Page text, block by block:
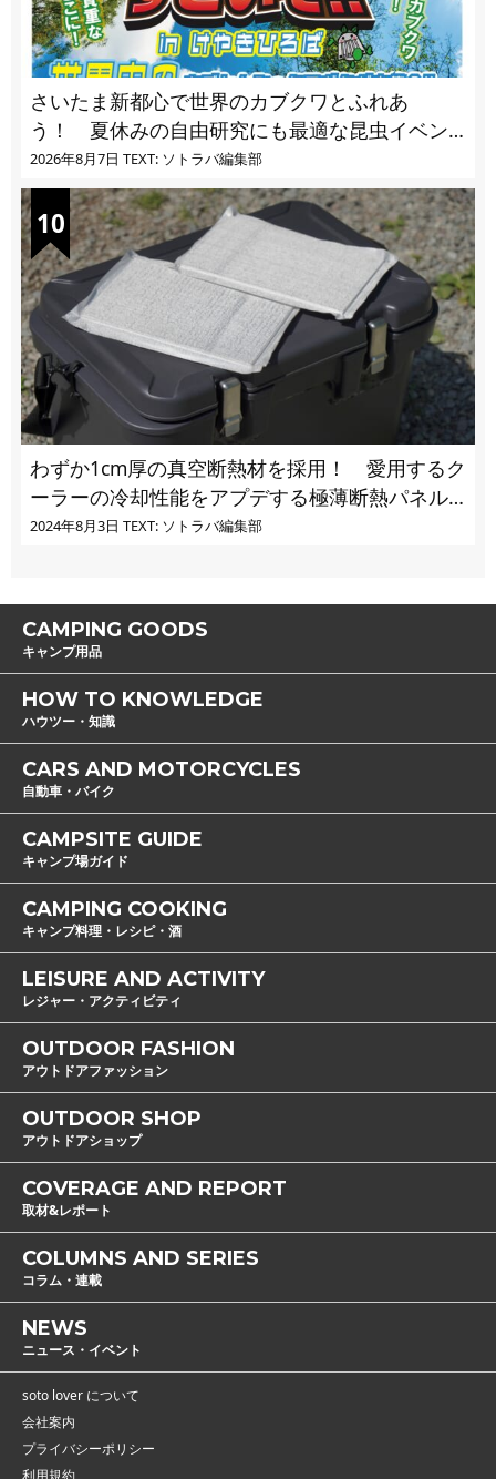
さいたま新都心で世界のカブクワとふれあ
う！ 夏休みの自由研究にも最適な昆虫イベン
ト
2026年8月7日 TEXT: ソトラバ編集部
わずか1cm厚の真空断熱材を採用！ 愛用するク
ーラーの冷却性能をアプデする極薄断熱パネル
の実力とは
2024年8月3日 TEXT: ソトラバ編集部
CAMPING GOODS
キャンプ用品
HOW TO KNOWLEDGE
ハウツー・知識
CARS AND MOTORCYCLES
自動車・バイク
CAMPSITE GUIDE
キャンプ場ガイド
CAMPING COOKING
キャンプ料理・レシピ・酒
LEISURE AND ACTIVITY
レジャー・アクティビティ
OUTDOOR FASHION
アウトドアファッション
OUTDOOR SHOP
アウトドアショップ
COVERAGE AND REPORT
取材&レポート
COLUMNS AND SERIES
コラム・連載
NEWS
ニュース・イベント
soto lover について
会社案内
プライバシーポリシー
利用規約